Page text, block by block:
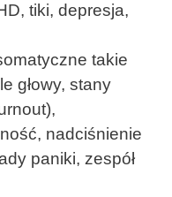
tiki, depresja,
takie
głowy, stany
nadciśnienie
paniki, zespół